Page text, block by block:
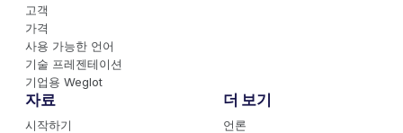
고객
가격
사용 가능한 언어
기술 프레젠테이션
기업용 Weglot
자료
시작하기
더 보기
언론